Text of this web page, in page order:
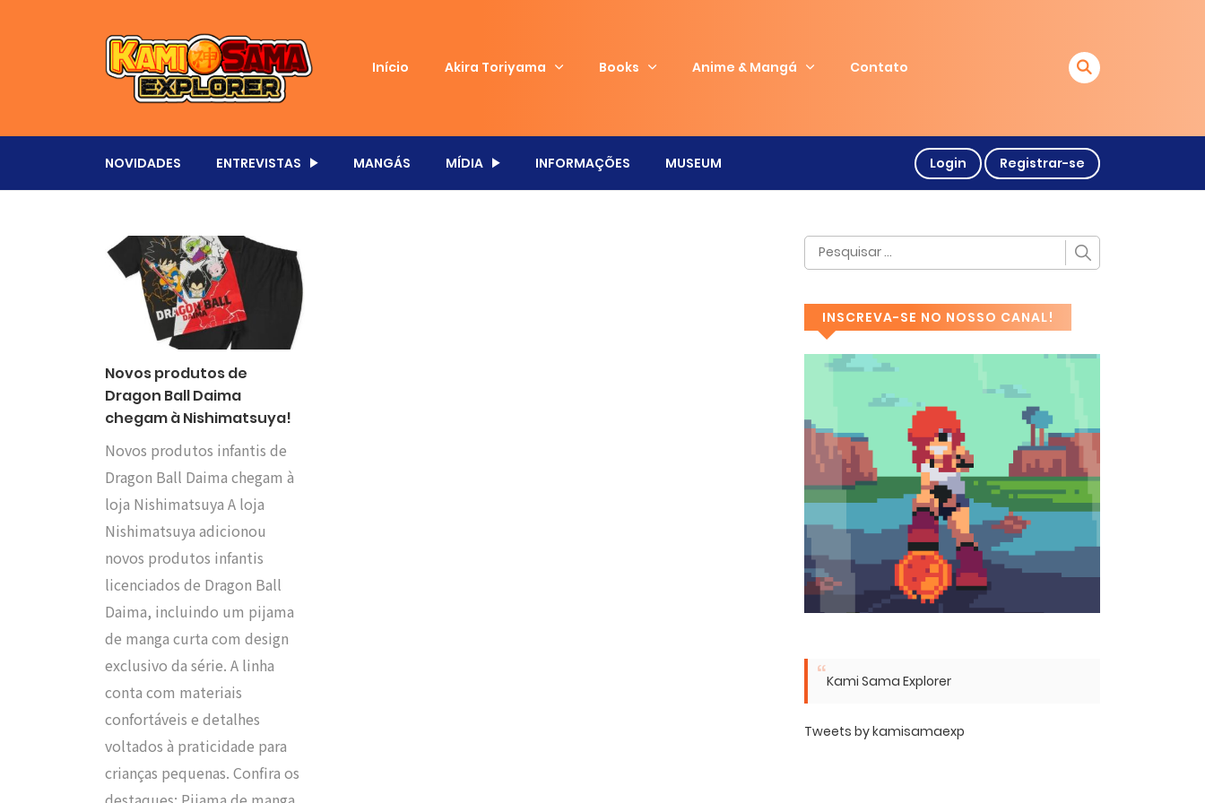
Início Akira Toriyama Books Anime & Mangá Contato
NOVIDADES ENTREVISTAS MANGÁS MÍDIA INFORMAÇÕES MUSEUM Login Registrar-se
Novos produtos de
Dragon Ball Daima
chegam à Nishimatsuya!
Novos produtos infantis de
Dragon Ball Daima chegam à
loja Nishimatsuya A loja
Nishimatsuya adicionou
novos produtos infantis
licenciados de Dragon Ball
Daima, incluindo um pijama
de manga curta com design
exclusivo da série. A linha
conta com materiais
confortáveis e detalhes
voltados à praticidade para
crianças pequenas. Confira os
INSCREVA-SE NO NOSSO CANAL!
Kami Sama Explorer
Tweets by kamisamaexp